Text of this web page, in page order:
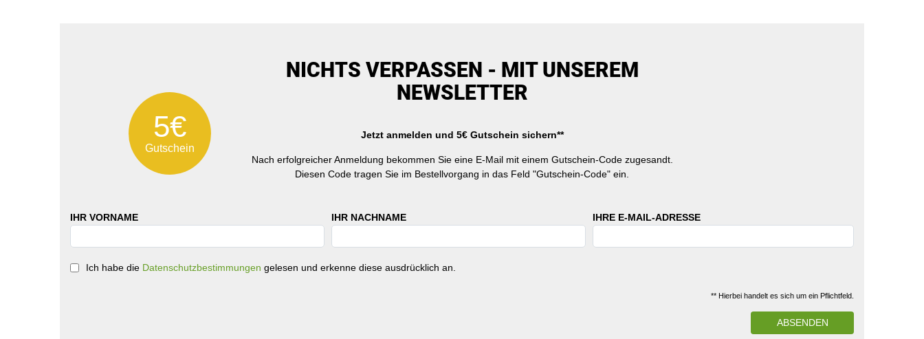
5€
Gutschein
NICHTS VERPASSEN - MIT UNSEREM
NEWSLETTER
Jetzt anmelden und 5€ Gutschein sichern**
Nach erfolgreicher Anmeldung bekommen Sie eine E-Mail mit einem Gutschein-Code zugesandt.
Diesen Code tragen Sie im Bestellvorgang in das Feld "Gutschein-Code" ein.
IHR VORNAME IHR NACHNAME IHRE E-MAIL-ADRESSE
Ich habe die Datenschutzbestimmungen gelesen und erkenne diese ausdrücklich an.
** Hierbei handelt es sich um ein Pflichtfeld.
ABSENDEN